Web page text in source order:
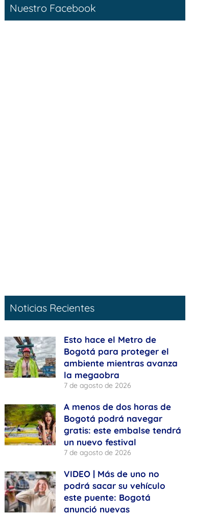
Nuestro Facebook
Noticias Recientes
Esto hace el Metro de
Bogotá para proteger el
ambiente mientras avanza
la megaobra
7 de agosto de 2026
A menos de dos horas de
Bogotá podrá navegar
gratis: este embalse tendrá
un nuevo festival
7 de agosto de 2026
VIDEO | Más de uno no
podrá sacar su vehículo
este puente: Bogotá
anunció nuevas